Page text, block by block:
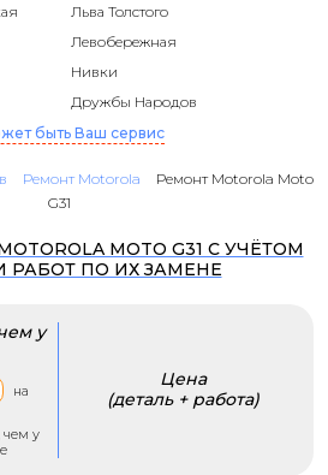
Льва Толстого
Левобережная
Нивки
Дружбы Народов
быть Ваш сервис
Ремонт Motorola
Ремонт Motorola Moto
G31
MOTO G31 С УЧЁТОМ
РАБОТ ПО ИХ ЗАМЕНЕ
у
на
чем у
Цена
(деталь + работа)